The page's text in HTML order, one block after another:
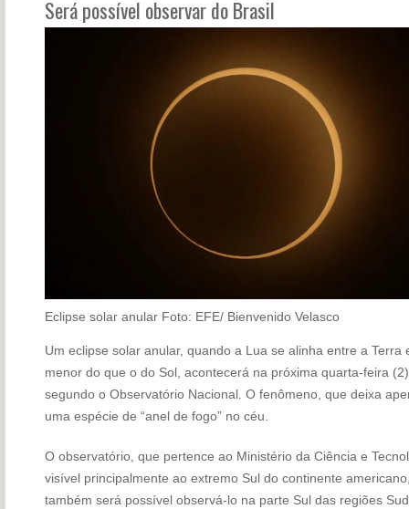
Será possível observar do Brasil
Eclipse solar anular Foto: EFE/ Bienvenido Velasco
Um eclipse solar anular, quando a Lua se alinha entre a
menor do que o do Sol, acontecerá na próxima quarta-feira
segundo o Observatório Nacional. O fenômeno, que deixa
uma espécie de “anel de fogo” no céu.
O observatório, que pertence ao Ministério da Ciência e
visível principalmente ao extremo Sul do continente
também será possível observá-lo na parte Sul das regiões